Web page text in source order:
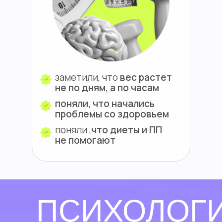
заметили, что вес растет
не по дням, а по часам
поняли, что начались
проблемы со здоровьем
поняли ,что диеты и ПП
не помогают